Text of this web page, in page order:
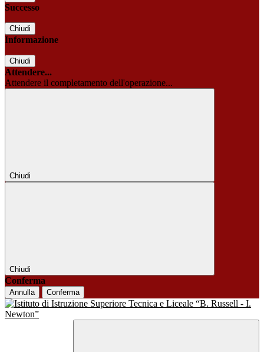
Successo
Chiudi
Informazione
Chiudi
Attendere...
Attendere il completamento dell'operazione...
Chiudi
Chiudi
Conferma
Annulla Conferma